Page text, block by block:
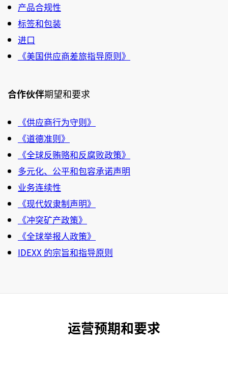
产品合规性
标签和包装
进口
《美国供应商差旅指导原则》
合作伙伴期望和要求
《供应商行为守则》
《道德准则》
《全球反贿赂和反腐败政策》
多元化、公平和包容承诺声明
业务连续性
《现代奴隶制声明》
《冲突矿产政策》
《全球举报人政策》
IDEXX 的宗旨和指导原则
运营预期和要求